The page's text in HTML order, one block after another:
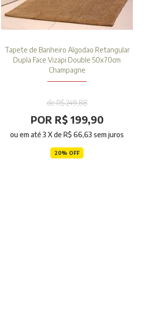
Tapete de Banheiro Algodao Retangular
Dupla Face Vizapi Double 50x70cm
Champagne
de R$ 249,88
POR R$ 199,90
ou em até3 X deR$ 66,63 sem juros
20% OFF